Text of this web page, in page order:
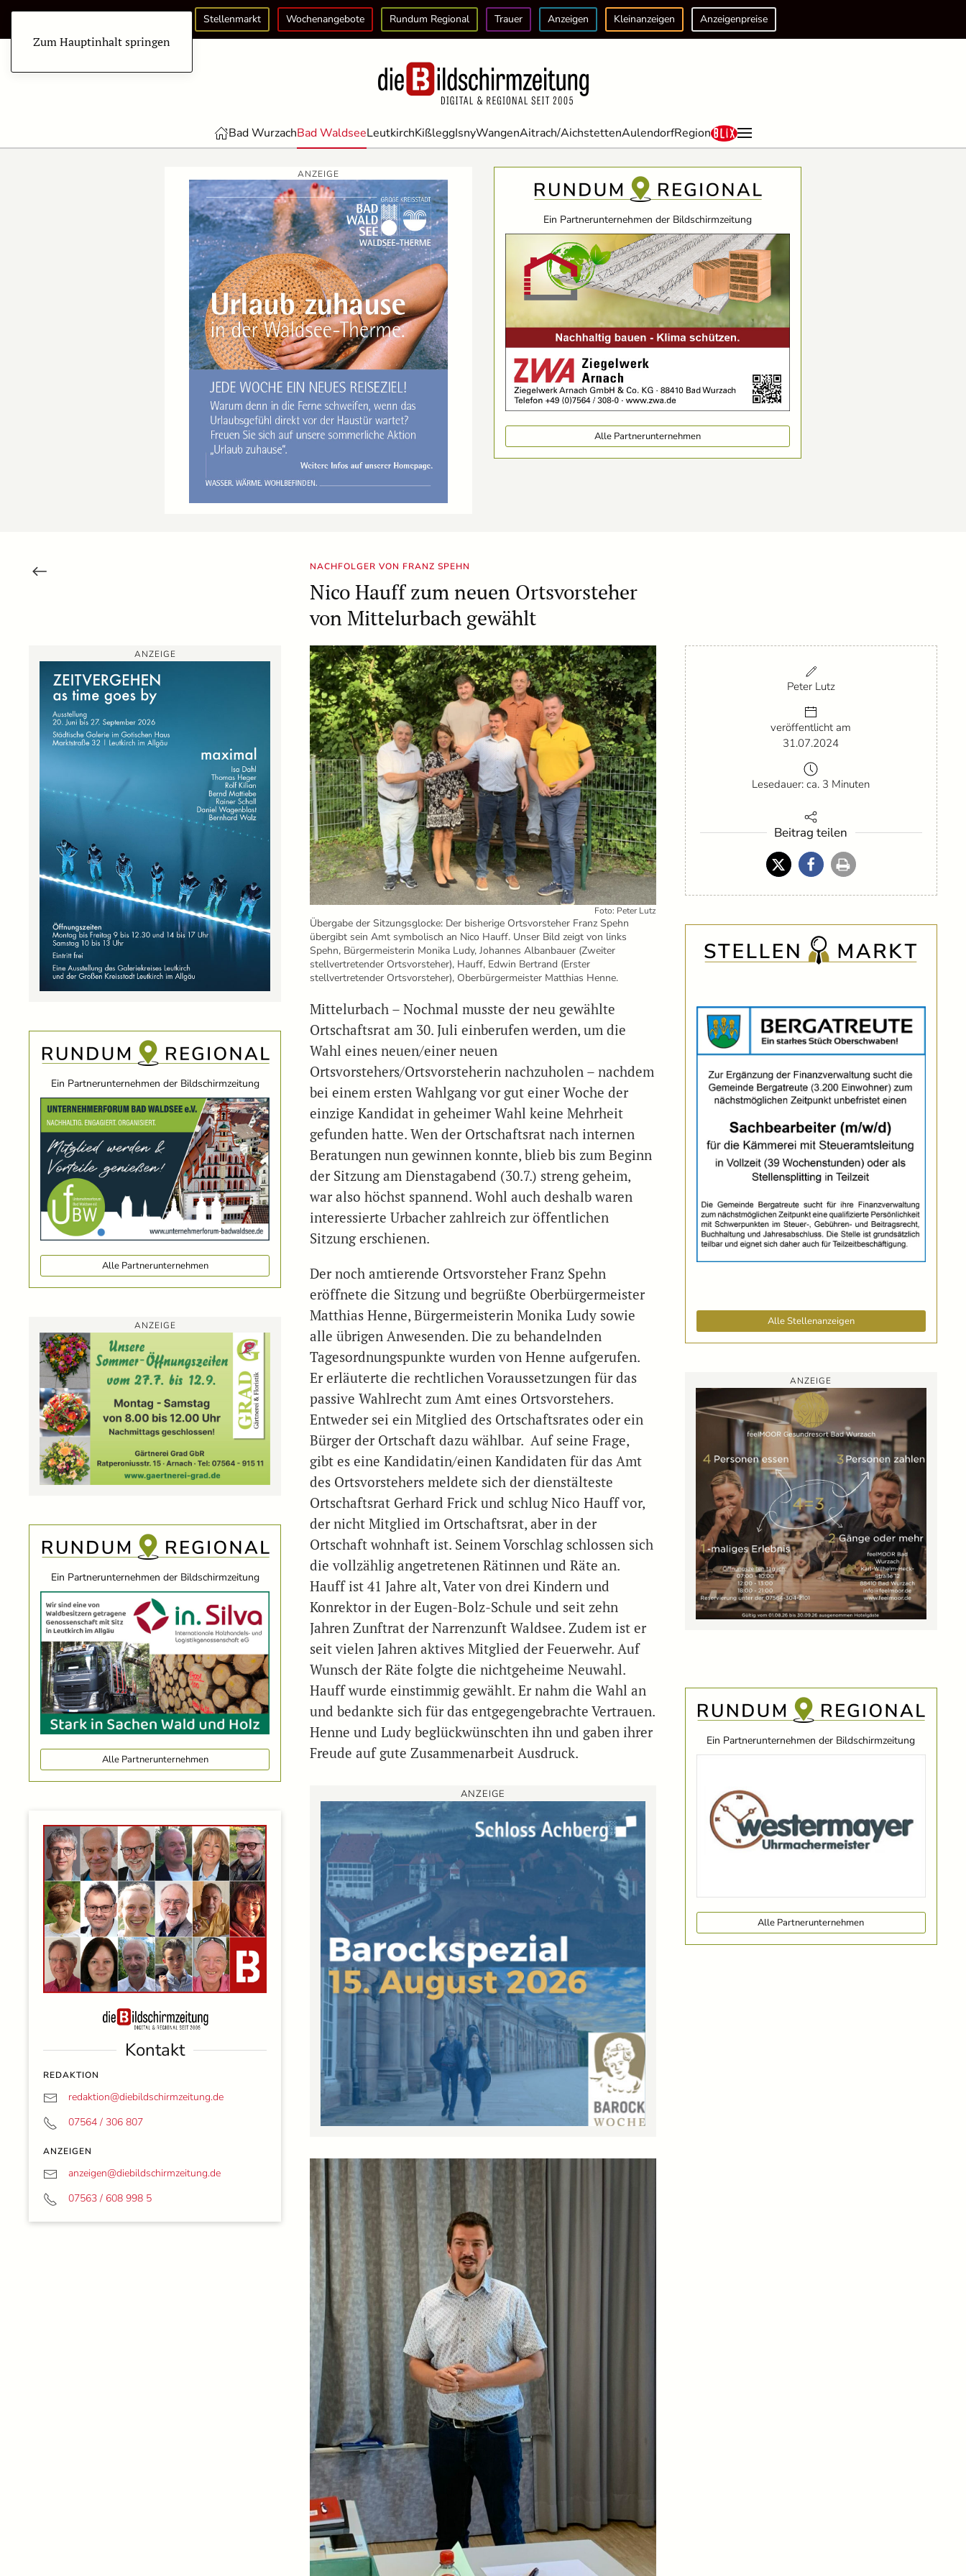
Zum Hauptinhalt springen
Stellenmarkt Wochenangebote Rundum Regional Trauer Anzeigen Kleinanzeigen Anzeigenpreise
Bad WurzachBad WaldseeLeutkirchKißleggIsnyWangenAitrach/AichstettenAulendorfRegion
ANZEIGE
Ein Partnerunternehmen der Bildschirmzeitung
Alle Partnerunternehmen
NACHFOLGER VON FRANZ SPEHN
Nico Hauff zum neuen Ortsvorsteher
von Mittelurbach gewählt
ANZEIGE
Ein Partnerunternehmen der Bildschirmzeitung
Alle Partnerunternehmen
ANZEIGE
Ein Partnerunternehmen der Bildschirmzeitung
Alle Partnerunternehmen
Kontakt
REDAKTION
redaktion@diebildschirmzeitung.de
07564 / 306 807
ANZEIGEN
anzeigen@diebildschirmzeitung.de
07563 / 608 998 5
Foto: Peter Lutz
Übergabe der Sitzungsglocke: Der bisherige Ortsvorsteher Franz Spehn
übergibt sein Amt symbolisch an Nico Hauff. Unser Bild zeigt von links
Spehn, Bürgermeisterin Monika Ludy, Johannes Albanbauer (Zweiter
stellvertretender Ortsvorsteher), Hauff, Edwin Bertrand (Erster
stellvertretender Ortsvorsteher), Oberbürgermeister Matthias Henne.
Mittelurbach – Nochmal musste der neu gewählte
Ortschaftsrat am 30. Juli einberufen werden, um die
Wahl eines neuen/einer neuen
Ortsvorstehers/Ortsvorsteherin nachzuholen – nachdem
bei einem ersten Wahlgang vor gut einer Woche der
einzige Kandidat in geheimer Wahl keine Mehrheit
gefunden hatte. Wen der Ortschaftsrat nach internen
Beratungen nun gewinnen konnte, blieb bis zum Beginn
der Sitzung am Dienstagabend (30.7.) streng geheim,
war also höchst spannend. Wohl auch deshalb waren
interessierte Urbacher zahlreich zur öffentlichen
Sitzung erschienen.
Der noch amtierende Ortsvorsteher Franz Spehn
eröffnete die Sitzung und begrüßte Oberbürgermeister
Matthias Henne, Bürgermeisterin Monika Ludy sowie
alle übrigen Anwesenden. Die zu behandelnden
Tagesordnungspunkte wurden von Henne aufgerufen.
Er erläuterte die rechtlichen Voraussetzungen für das
passive Wahlrecht zum Amt eines Ortsvorstehers.
Entweder sei ein Mitglied des Ortschaftsrates oder ein
Bürger der Ortschaft dazu wählbar. Auf seine Frage,
gibt es eine Kandidatin/einen Kandidaten für das Amt
des Ortsvorstehers meldete sich der dienstälteste
Ortschaftsrat Gerhard Frick und schlug Nico Hauff vor,
der nicht Mitglied im Ortschaftsrat, aber in der
Ortschaft wohnhaft ist. Seinem Vorschlag schlossen sich
die vollzählig angetretenen Rätinnen und Räte an.
Hauff ist 41 Jahre alt, Vater von drei Kindern und
Konrektor in der Eugen-Bolz-Schule und seit zehn
Jahren Zunftrat der Narrenzunft Waldsee. Zudem ist er
seit vielen Jahren aktives Mitglied der Feuerwehr. Auf
Wunsch der Räte folgte die nichtgeheime Neuwahl.
Hauff wurde einstimmig gewählt. Er nahm die Wahl an
und bedankte sich für das entgegengebrachte Vertrauen.
Henne und Ludy beglückwünschten ihn und gaben ihrer
Freude auf gute Zusammenarbeit Ausdruck.
ANZEIGE
Peter Lutz
veröffentlicht am
31.07.2024
Lesedauer: ca. 3 Minuten
Beitrag teilen
Alle Stellenanzeigen
ANZEIGE
Ein Partnerunternehmen der Bildschirmzeitung
Alle Partnerunternehmen